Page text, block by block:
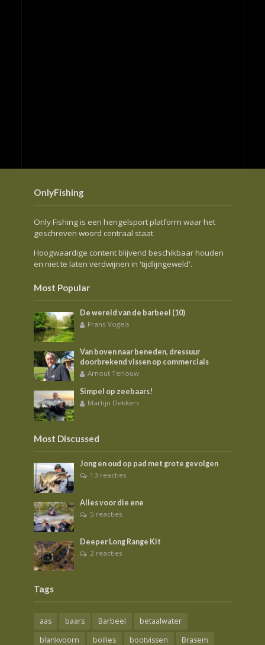
OnlyFishing
Only Fishing is een hengelsport platform waar het
geschreven woord centraal staat.
Hoogwaardige content blijvend beschikbaar houden
en niet te laten verdwijnen in 'tijdlijngeweld'.
Most Popular
De wereld van de barbeel (10)
Frans Vogels
Van boven naar beneden, dressuur
doorbrekend vissen op commercials
Arnout Terlouw
Simpel op zeebaars!
Martijn Dekkers
Most Discussed
Jong en oud op pad met grote gevolgen
13 reacties
Alles voor die ene
5 reacties
Deeper Long Range Kit
2 reacties
Tags
aas baars Barbeel
betaalwater
blankvoorn
boilies bootvissen
Brasem